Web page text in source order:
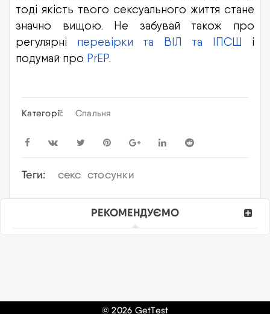
тоді якість твого сексуального життя стане
значно вищою. Не забувай також про
регулярні перевірки та ВІЛ та ІПСШ і
подумай про PrEP.
Категорії: Спальня
Теги: секс стосунки
РЕКОМЕНДУЄМО
© 2026 GetTest